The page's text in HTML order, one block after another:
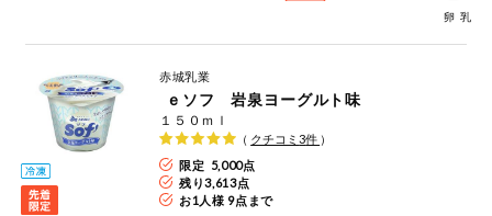
サプリメン
食品
アレルゲン対
応
エシカル
卵 乳
赤城乳業
ｅソフ 岩泉ヨーグルト味
１５０ｍｌ
（ クチコミ3件 ）
限定 5,000点
残り3,613点
お1人様 9点まで